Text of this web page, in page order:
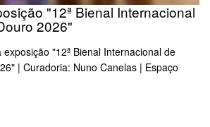
"12ª Bienal Internacional
2026"
"12ª Bienal Internacional de
| Curadoria: Nuno Canelas | Espaço